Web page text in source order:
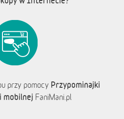
przy pomocy Przypominajki
mobilnej FaniMani.pl